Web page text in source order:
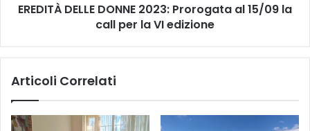
,
r
s
N
2
EREDITÀ DELLE DONNE 2023: Prorogata al 15/09 la
call per la VI edizione
Articoli Correlati